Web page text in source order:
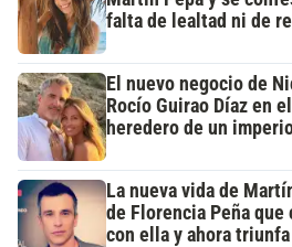
falta de lealtad ni de
El nuevo negocio de
Rocío Guirao Díaz en
heredero de un
La nueva vida de
de Florencia Peña
con ella y ahora